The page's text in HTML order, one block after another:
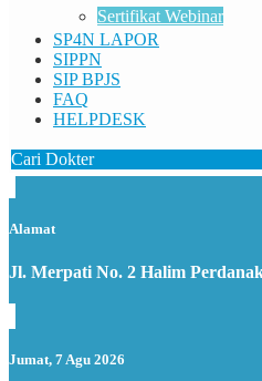
Sertifikat Webinar
SP4N LAPOR
SIPPN
SIP BPJS
FAQ
HELPDESK
Cari Dokter
Alamat
Jl. Merpati No. 2 Halim
Jumat, 7 Agu 2026